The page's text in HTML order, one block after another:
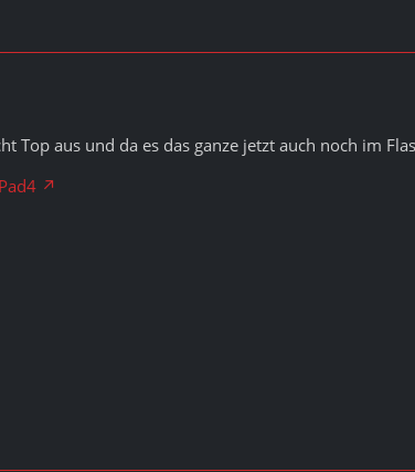
Top aus und da es das ganze jetzt auch noch im